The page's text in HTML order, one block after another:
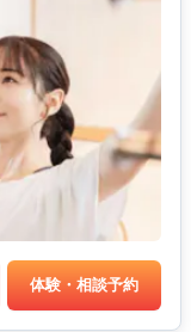
体験・相談予約